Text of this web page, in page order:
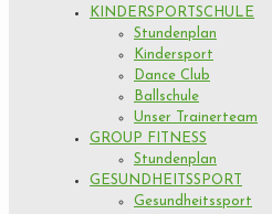
KINDERSPORTSCHULE
Stundenplan
Kindersport
Dance Club
Ballschule
Unser Trainerteam
GROUP FITNESS
Stundenplan
GESUNDHEITSSPORT
Gesundheitssport